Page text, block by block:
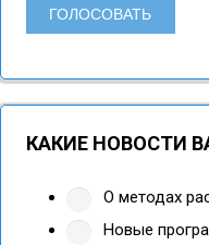
КАКИЕ НОВОСТИ
О методах
Новые